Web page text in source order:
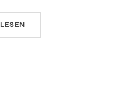
ÜBER „„FAULER MONTAG““
LESEN